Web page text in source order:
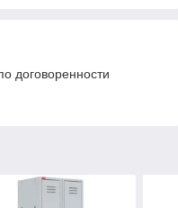
договоренности